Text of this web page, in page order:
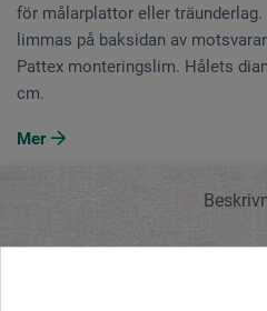
för målarplattor eller
limmas på baksidan av
Pattex monteringslim. Hålets
cm.
Mer